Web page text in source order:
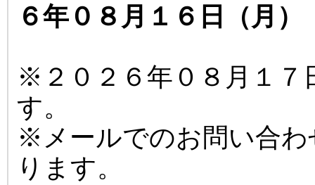
６年０８月１６日（月）
※２０２６年０８月１７
す。
※メールでのお問い合わ
ります。